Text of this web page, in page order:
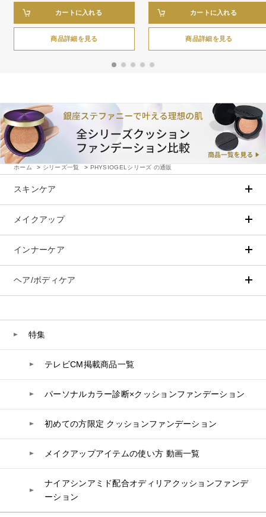
カートに入れる
商品詳細を見る
カートに入れる
商品詳細を見る
ホーム > シリーズ一覧 > PHYSIOGELシリーズ の通販
スキンケア
アイテムから探す
化粧水
オールインワン
リップケア
トラベルセット
スペシャルケア
STEFANY AGING
BIVABOO（ビバブー）
メイクアップ
ベースメイク
UVケア
インナーケア
成分別で探す
乳酸菌
コラーゲン
高麗人参
コエンザイム
白神秘境活性水
ヘルスサポート
ヘア/ボディケア
スカルプケア
シャンプー
トリートメント
ボディソープ
特集
テレビCM掲載商品一覧
パーソナルカラー診断×クッションファンデーション
初めての方限定 クッションファンデーション
メイクアップアイテムの使い方 動画一覧
ナイアシンアミド配合オディリアクッションファンデ
ーション